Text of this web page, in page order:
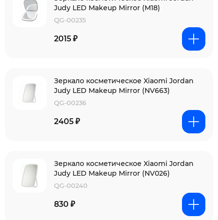
Judy LED Makeup Mirror (M18)
QG-00235
2015 ₽
Зеркало косметическое Xiaomi Jordan
Judy LED Makeup Mirror (NV663)
QG-00236
2405 ₽
Зеркало косметическое Xiaomi Jordan
Judy LED Makeup Mirror (NV026)
QG-00240
830 ₽